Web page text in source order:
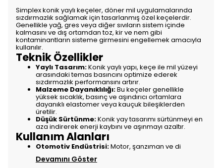
Simplex konik yaylı keçeler, döner mil uygulamalarında
sızdırmazlık sağlamak için tasarlanmış özel keçelerdir.
Genellikle yağ, gres veya diğer sıvıların sistem içinde
kalmasını ve dış ortamdan toz, kir ve nem gibi
kontaminantların sisteme girmesini engellemek amacıyla
kullanılır.
Teknik Özellikler
Yaylı Tasarım:Konik yaylı yapı, keçe ile mil yüzeyi
arasındaki temas basıncını optimize ederek
sızdırmazlık performansını artırır.
Malzeme Dayanıklılığı:Bu keçeler genellikle
yüksek sıcaklık, basınç ve aşındırıcı ortamlara
dayanıklı elastomer veya kauçuk bileşiklerden
üretilir.
Düşük Sürtünme:Konik yay tasarımı sürtünmeyi en
aza indirerek enerji kaybını ve aşınmayı azaltır.
Kullanım Alanları
Otomotiv Endüstrisi:Motor, şanzıman ve di
Devamını Göster